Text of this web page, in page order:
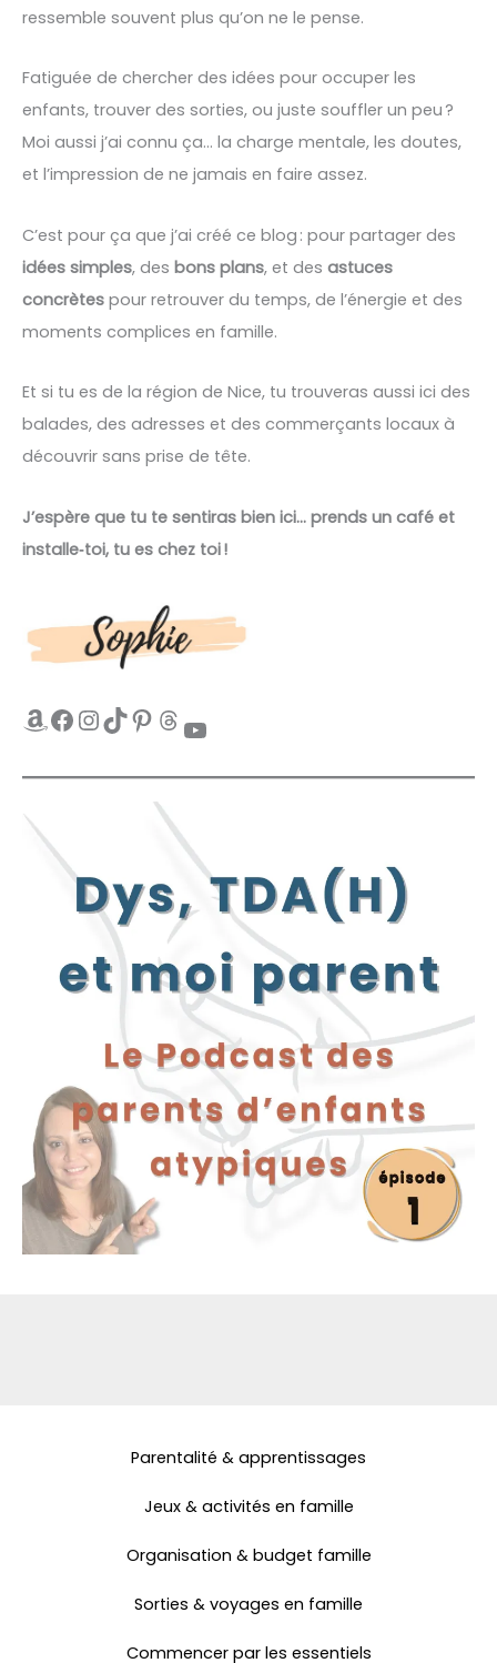
ressemble souvent plus qu’on ne le pense.
Fatiguée de chercher des idées pour occuper les
enfants, trouver des sorties, ou juste souffler un peu ?
Moi aussi j’ai connu ça… la charge mentale, les doutes,
et l’impression de ne jamais en faire assez.
C’est pour ça que j’ai créé ce blog : pour partager des
idées simples, des bons plans, et des astuces
concrètes pour retrouver du temps, de l’énergie et des
moments complices en famille.
Et si tu es de la région de Nice, tu trouveras aussi ici des
balades, des adresses et des commerçants locaux à
découvrir sans prise de tête.
J’espère que tu te sentiras bien ici… prends un café et
installe‑toi, tu es chez toi !
Amazon Facebook InstagramTikTok Pinterest Threads YouTube
Parentalité & apprentissages
Jeux & activités en famille
Organisation & budget famille
Sorties & voyages en famille
Commencer par les essentiels